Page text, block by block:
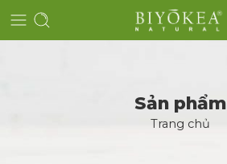
Sản phẩm
Trang chủ